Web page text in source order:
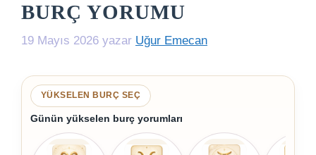
BURÇ YORUMU
19 Mayıs 2026 yazar Uğur Emecan
YÜKSELEN BURÇ SEÇ
Günün yükselen burç yorumları